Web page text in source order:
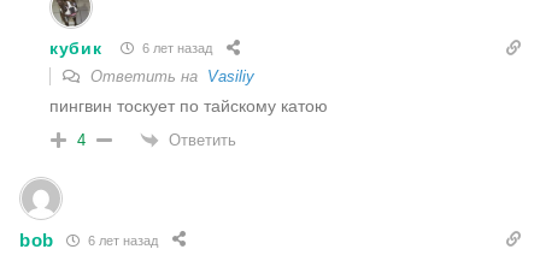
кубик 6 лет назад
Ответить на Vasiliy
пингвин тоскует по тайскому катою
4 Ответить
bob 6 лет назад